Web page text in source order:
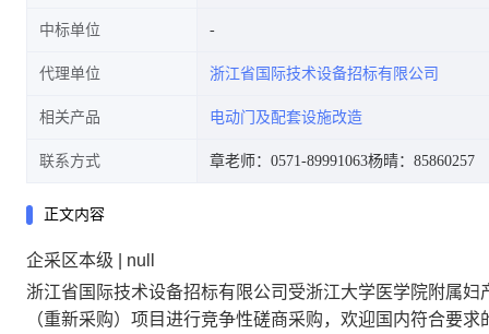
中标单位
代理单位 浙江省国际技术设备招标有限公司
相关产品 电动门及配套设施改造
联系方式 章老师：0571-89991063杨晴：85860257
正文内容
企采区本级 | null
浙江省国际技术设备招标有限公司受浙江大学医学院附属妇
（重新采购） 项目进行竞争性磋商采购，欢迎国内符合要求